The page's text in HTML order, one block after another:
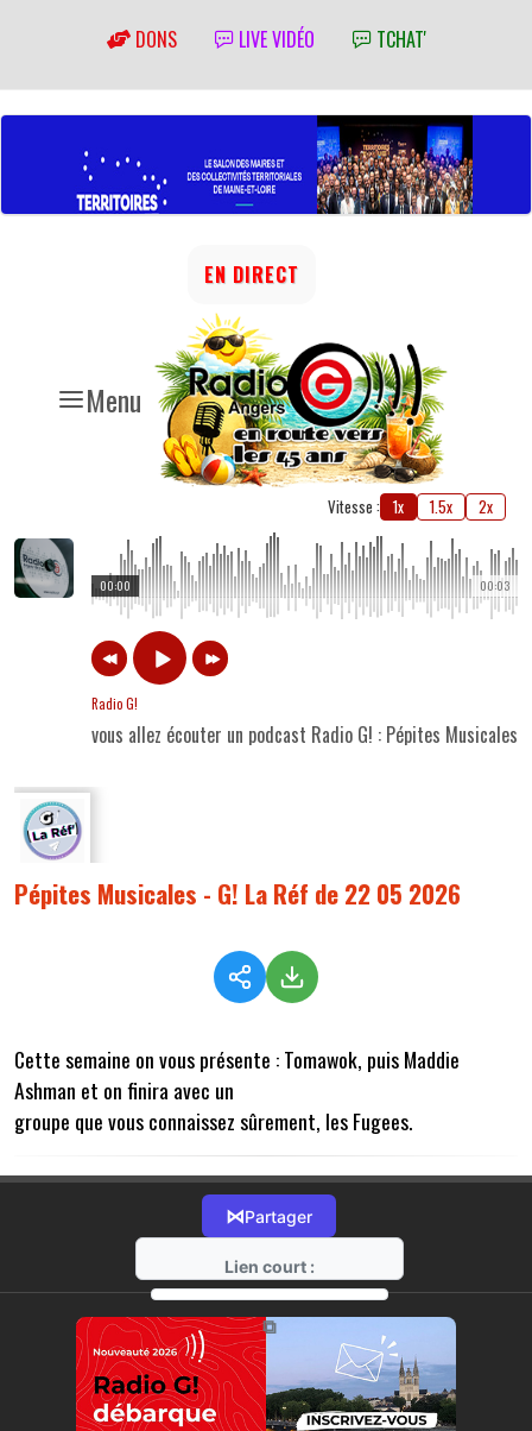
DONS LIVE VIDÉO TCHAT'
Menu
EN DIRECT
Vitesse : 1x 1.5x 2x
00:03
00:00
Radio G!
vous allez écouter un podcast Radio G! : Pépites Musicales
Pépites Musicales - G! La Réf de 22 05 2026
Cette semaine on vous présente : Tomawok, puis Maddie
Ashman et on finira avec un
groupe que vous connaissez sûrement, les Fugees.
⋈Partager
Lien court :
https://radio-g.fr?22302
⧉